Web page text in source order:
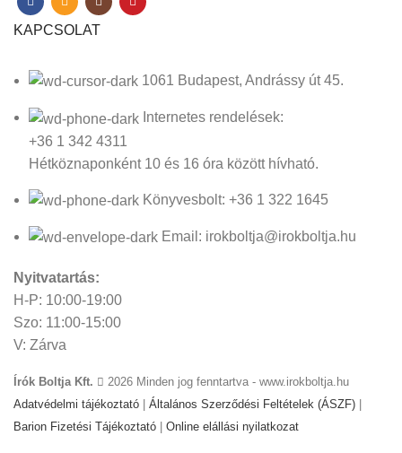
KAPCSOLAT
1061 Budapest, Andrássy út 45.
Internetes rendelések:
+36 1 342 4311
Hétköznaponként 10 és 16 óra között hívható.
Könyvesbolt: +36 1 322 1645
Email: irokboltja@irokboltja.hu
Nyitvatartás:
H-P: 10:00-19:00
Szo: 11:00-15:00
V: Zárva
Írók Boltja Kft.
2026 Minden jog fenntartva - www.irokboltja.hu
Adatvédelmi tájékoztató
Általános Szerződési Feltételek (ÁSZF)
Barion Fizetési Tájékoztató
Online elállási nyilatkozat